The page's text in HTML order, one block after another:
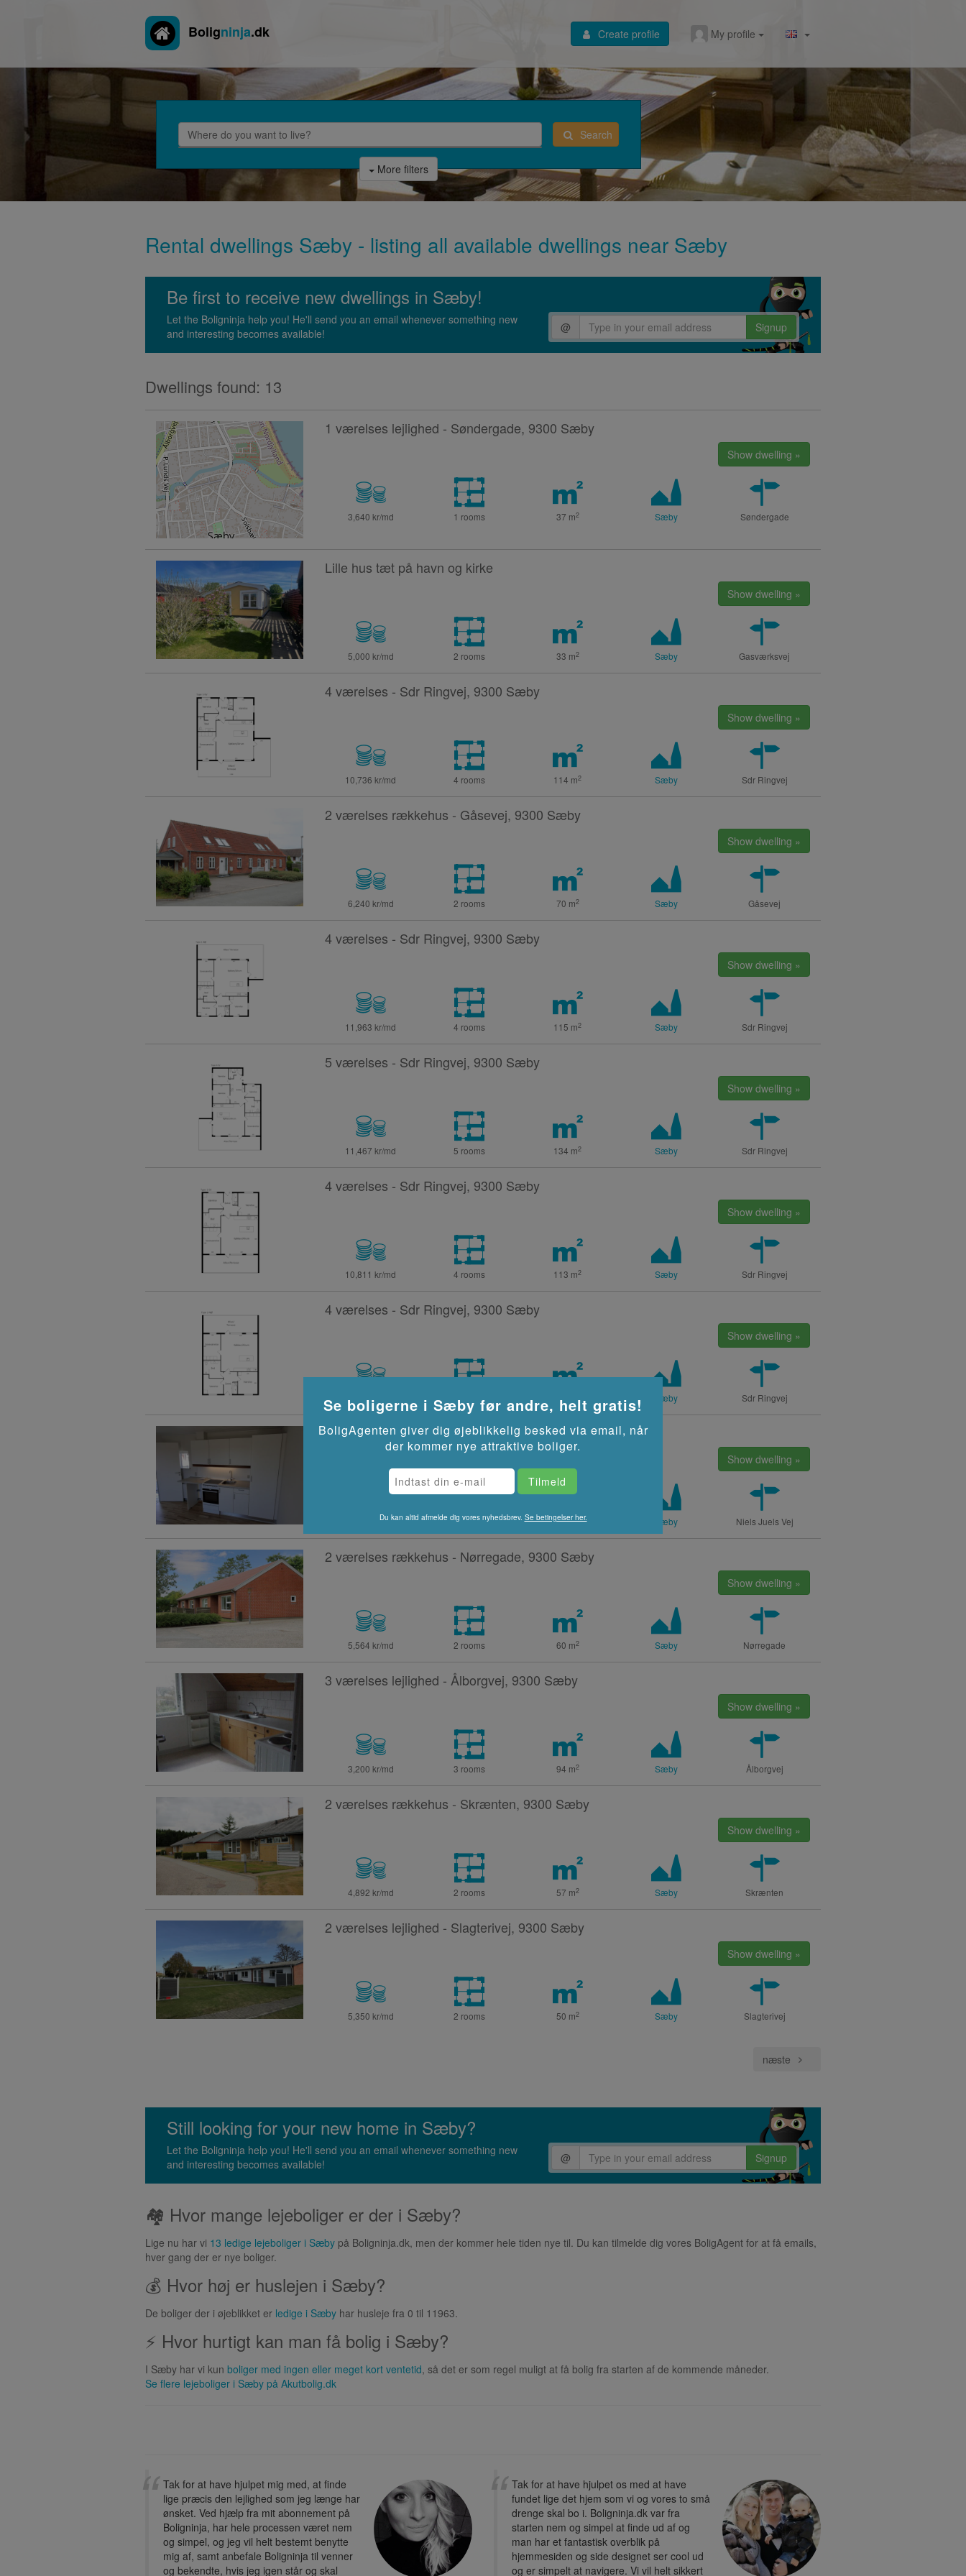
Boligninja.dk Create profile My profile
Search
More filters
Rental dwellings Sæby - listing all available dwellings near Sæby
Be first to receive new dwellings in Sæby!
Let the Boligninja help you! He'll send you an email whenever something new
and interesting becomes available!
@ Signup
Dwellings found: 13
1 værelses lejlighed - Søndergade, 9300 Sæby
Show dwelling »
3,640 kr/md 1 rooms 37 m2 Sæby Søndergade
Lille hus tæt på havn og kirke
Show dwelling »
5,000 kr/md 2 rooms 33 m2 Sæby Gasværksvej
4 værelses - Sdr Ringvej, 9300 Sæby
Show dwelling »
10,736 kr/md 4 rooms 114 m2 Sæby Sdr Ringvej
2 værelses rækkehus - Gåsevej, 9300 Sæby
Show dwelling »
6,240 kr/md 2 rooms 70 m2 Sæby Gåsevej
4 værelses - Sdr Ringvej, 9300 Sæby
Show dwelling »
11,963 kr/md 4 rooms 115 m2 Sæby Sdr Ringvej
5 værelses - Sdr Ringvej, 9300 Sæby
Show dwelling »
11,467 kr/md 5 rooms 134 m2 Sæby Sdr Ringvej
4 værelses - Sdr Ringvej, 9300 Sæby
Show dwelling »
10,811 kr/md 4 rooms 113 m2 Sæby Sdr Ringvej
4 værelses - Sdr Ringvej, 9300 Sæby
Show dwelling »
10,233 kr/md 4 rooms 112 Sæby Sdr Ringvej
1 værelses ungdomsbolig - Niels Juels Vej, 9300 Sæby
Show dwelling »
1,758 kr/md 1 rooms 30m2 Sæby Niels Juels Vej
2 værelses rækkehus - Nørregade, 9300 Sæby
Show dwelling »
5,564 kr/md 2 rooms 60 m2 Sæby Nørregade
3 værelses lejlighed - Ålborgvej, 9300 Sæby
Show dwelling »
3,200 kr/md 3 rooms 94 m2 Sæby Ålborgvej
2 værelses rækkehus - Skrænten, 9300 Sæby
Show dwelling »
4,892 kr/md 2 rooms 57 m2 Sæby Skrænten
2 værelses lejlighed - Slagterivej, 9300 Sæby
Show dwelling »
5,350 kr/md 2 rooms 50 m2 Sæby Slagterivej
næste
Still looking for your new home in Sæby?
Let the Boligninja help you! He'll send you an email whenever something new
and interesting becomes available!
@ Signup
🏘 Hvor mange lejeboliger er der i Sæby?
Lige nu har vi 13 ledige lejeboliger i Sæby på Boligninja.dk, men der kommer hele tiden nye til. Du kan tilmelde dig vores BoligAgent for at få emails,
hver gang der er nye boliger.
💰 Hvor høj er huslejen i Sæby?
De boliger der i øjeblikket er ledige i Sæby har husleje fra 0 til 11963.
⚡ Hvor hurtigt kan man få bolig i Sæby?
I Sæby har vi kun boliger med ingen eller meget kort ventetid, så det er som regel muligt at få bolig fra starten af de kommende måneder.
Se flere lejeboliger i Sæby på Akutbolig.dk
Tak for at have hjulpet mig med, at finde
lige præcis den lejlighed som jeg længe har
ønsket. Ved hjælp fra mit abonnement på
Boligninja, har hele processen været nem
og simpel, og jeg vil helt bestemt benytte
mig af, samt anbefale Boligninja til venner
og bekendte, hvis jeg igen står og skal
Tak for at have hjulpet os med at have
fundet lige det hjem som vi og vores to små
drenge skal bo i. Boligninja.dk var fra
starten nem og simpel at finde ud af og
man har et fantastisk overblik på
hjemmesiden og side designet ser cool ud
og er simpelt at navigere. Vi vil helt sikkert
Se boligerne i Sæby før andre, helt gratis!
BoligAgenten giver dig øjeblikkelig besked via email, når
der kommer nye attraktive boliger.
Du kan altid afmelde dig vores nyhedsbrev. Se betingelser her.